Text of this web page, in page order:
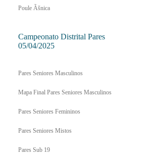
Poule Ãšnica
Campeonato Distrital Pares
05/04/2025
Pares Seniores Masculinos
Mapa Final Pares Seniores Masculinos
Pares Seniores Femininos
Pares Seniores Mistos
Pares Sub 19